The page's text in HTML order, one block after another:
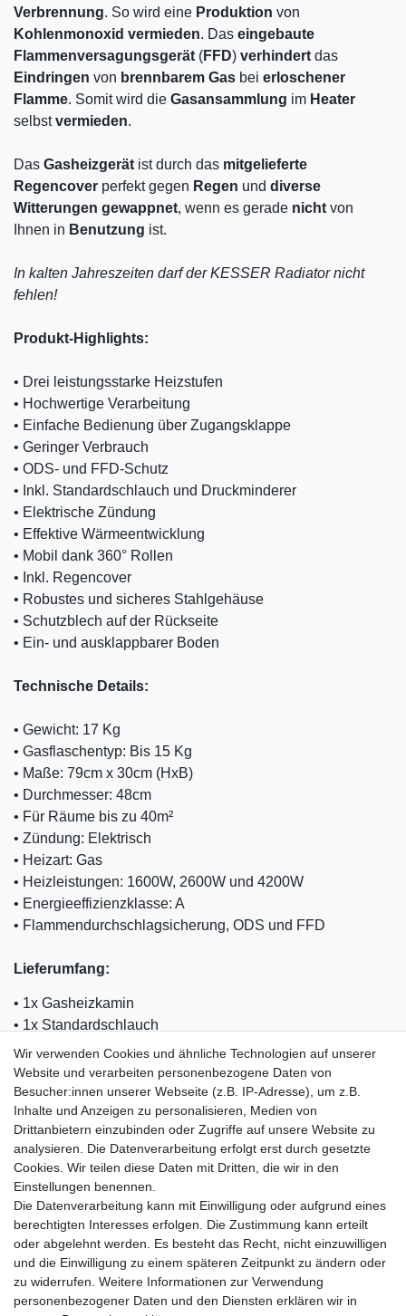
Verbrennung. So wird eine Produktion von
Kohlenmonoxid vermieden. Das eingebaute
Flammenversagungsgerät (FFD) verhindert das
Eindringen von brennbarem Gas bei erloschener
Flamme. Somit wird die Gasansammlung im Heater
selbstvermieden.
Das Gasheizgerät ist durch das mitgelieferte
Regencover perfekt gegen Regen und diverse
Witterungen gewappnet, wenn es gerade nicht von
Ihnen in Benutzung ist.
In kalten Jahreszeiten darf der KESSER Radiator nicht
fehlen!
Produkt-Highlights:
• Drei leistungsstarke Heizstufen
• Hochwertige Verarbeitung
• Einfache Bedienung über Zugangsklappe
• Geringer Verbrauch
• ODS- und FFD-Schutz
• Inkl. Standardschlauch und Druckminderer
• Elektrische Zündung
• Effektive Wärmeentwicklung
• Mobil dank 360° Rollen
• Inkl. Regencover
• Robustes und sicheres Stahlgehäuse
• Schutzblech auf der Rückseite
• Ein- und ausklappbarer Boden
Technische Details:
• Gewicht: 17 Kg
• Gasflaschentyp: Bis 15 Kg
• Maße: 79cm x 30cm (HxB)
• Durchmesser: 48cm
• Für Räume bis zu 40m²
• Zündung: Elektrisch
• Heizart: Gas
• Heizleistungen: 1600W, 2600W und 4200W
• Energieeffizienzklasse: A
• Flammendurchschlagsicherung, ODS und FFD
Lieferumfang:
• 1x Gasheizkamin
• 1x Standardschlauch
• 1x Druckminderer
• 1x Regencover
• 1x Betriebsanleitung
Einkaufen
Zahlungsarten
Versandarten & -kosten
Warenkorb
Kasse
Widerrufsrecht
Mein Konto
Wir verwenden Cookies und ähnliche Technologien auf unserer
Website und verarbeiten personenbezogene Daten von
Besucher:innen unserer Webseite (z.B. IP-Adresse), um z.B.
Inhalte und Anzeigen zu personalisieren, Medien von
Drittanbietern einzubinden oder Zugriffe auf unsere Website zu
analysieren. Die Datenverarbeitung erfolgt erst durch gesetzte
Cookies. Wir teilen diese Daten mit Dritten, die wir in den
Einstellungen benennen.
Die Datenverarbeitung kann mit Einwilligung oder aufgrund eines
berechtigten Interesses erfolgen. Die Zustimmung kann erteilt
oder abgelehnt werden. Es besteht das Recht, nicht einzuwilligen
und die Einwilligung zu einem späteren Zeitpunkt zu ändern oder
zu widerrufen. Weitere Informationen zur Verwendung
personenbezogener Daten und den Diensten erklären wir in